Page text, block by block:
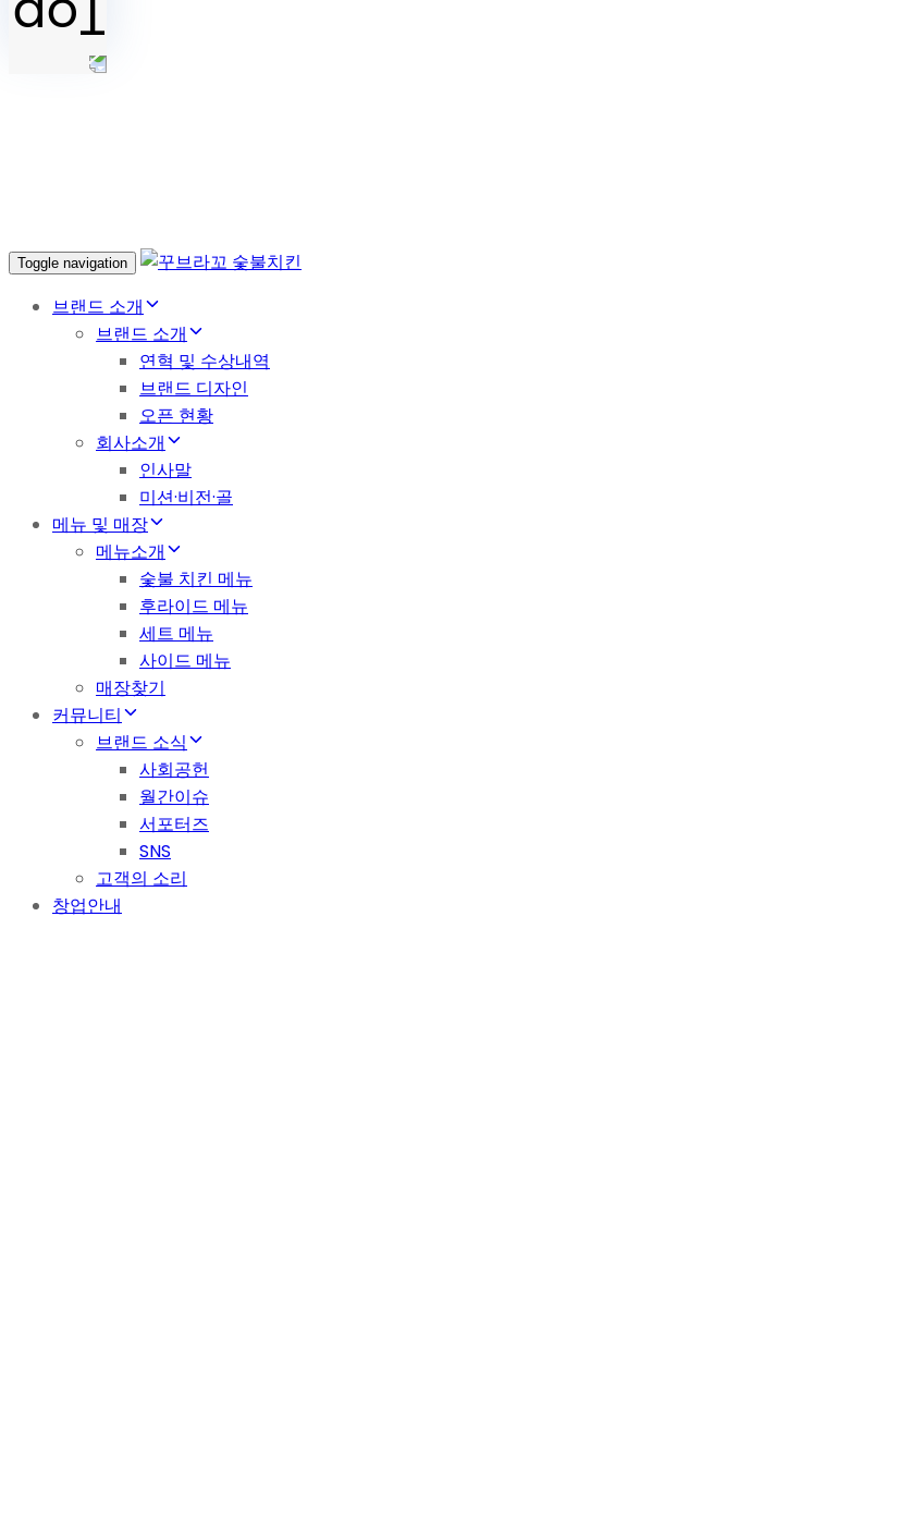
Toggle navigation
브랜드 소개
브랜드 소개
연혁 및 수상내역
브랜드 디자인
오픈 현황
회사소개
인사말
미션·비전·골
메뉴 및 매장
메뉴소개
숯불 치킨 메뉴
후라이드 메뉴
세트 메뉴
사이드 메뉴
매장찾기
커뮤니티
브랜드 소식
사회공헌
월간이슈
서포터즈
SNS
고객의 소리
창업안내